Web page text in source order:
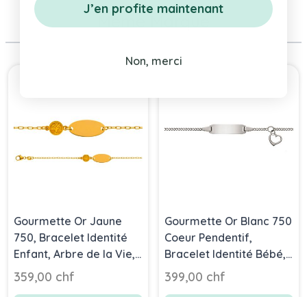
Même Marque
Gourmette Or Jaune
750, Bracelet Identité
Enfant, Arbre de la Vie,
14cm, Livraison Gratuite
Suisse
359,00 chf
Gourmette Or Blanc 750
Coeur Pendentif,
Bracelet Identité Bébé,
14cm, Livraison Gratuite
Suisse
399,00 chf
J’en profite maintenant
Non, merci